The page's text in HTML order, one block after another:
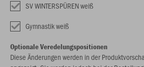
SV WINTERSPÜREN weiß
Gymnastik weiß
Optionale Veredelungspositionen
Diese Änderungen werden in der